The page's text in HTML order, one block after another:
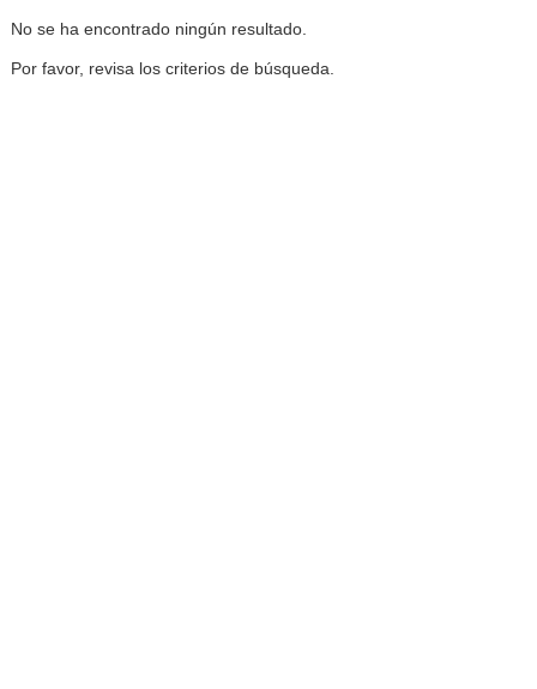
No se ha encontrado ningún resultado.
Por favor, revisa los criterios de búsqueda.